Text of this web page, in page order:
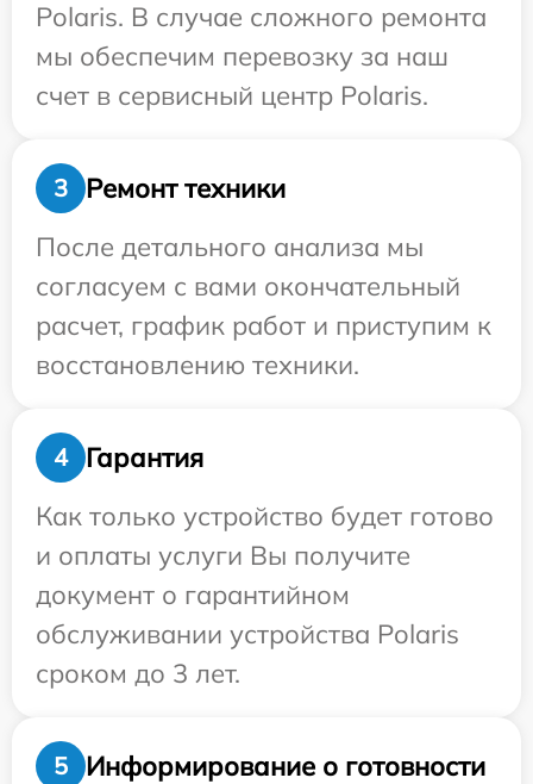
Polaris. В случае сложного ремонта
мы обеспечим перевозку за наш
счет в сервисный центр Polaris.
3
Ремонт техники
После детального анализа мы
согласуем с вами окончательный
расчет, график работ и приступим к
восстановлению техники.
4
Гарантия
Как только устройство будет готово
и оплаты услуги Вы получите
документ о гарантийном
обслуживании устройства Polaris
сроком до 3 лет.
5
Информирование о готовности